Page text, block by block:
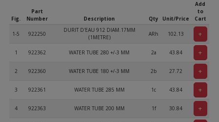
Fig.
Part
Number
Description Qty Unit/Price
Add
to
Cart
1-5 922250
DURIT D'EAU 912 DIAM.17MM
(1METRE)
ARh 102.13 +
1 922362 WATER TUBE 280 +/-3 MM 2a 43.84 +
2 922360 WATER TUBE 180 +/-3 MM 2b 27.72 +
3 922361 WATER TUBE 285 MM 1c 43.84 +
4 922363 WATER TUBE 200 MM 1f 30.84 +